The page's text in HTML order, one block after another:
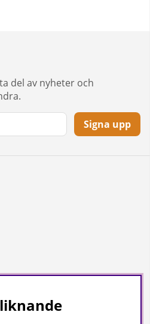
del av nyheter och
Signa upp